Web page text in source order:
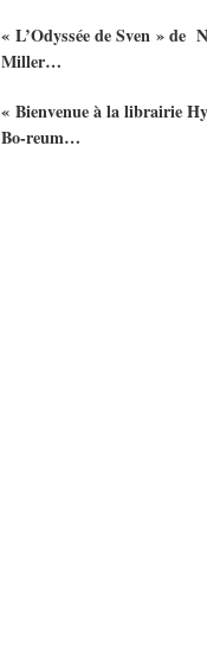
« L’Odyssée de Sven » de
Miller…
« Bienvenue à la librairie
Bo-reum…